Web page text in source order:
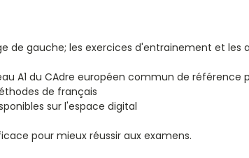
de gauche; les exercices d'entrainement et
A1 du CAdre européen commun de référence
de français
sur l'espace digital
pour mieux réussir aux examens.